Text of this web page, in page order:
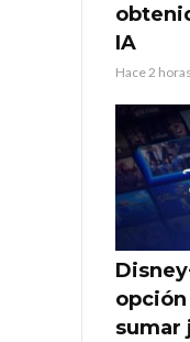
IA
Hace 2 horas
sumar